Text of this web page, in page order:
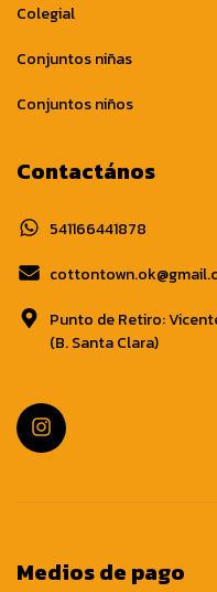
Colegial
Conjuntos niñas
Conjuntos niños
Contactános
541166441878
Punto de Retiro:
(B. Santa Clara)
Medios de pago